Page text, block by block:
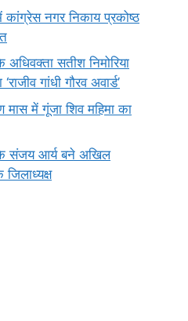
नगर निकाय प्रकोष्ठ
सतीश निमोरिया
गांधी गौरव अवार्ड’
में गूंजा शिव महिमा का
संजय आर्य बने अखिल